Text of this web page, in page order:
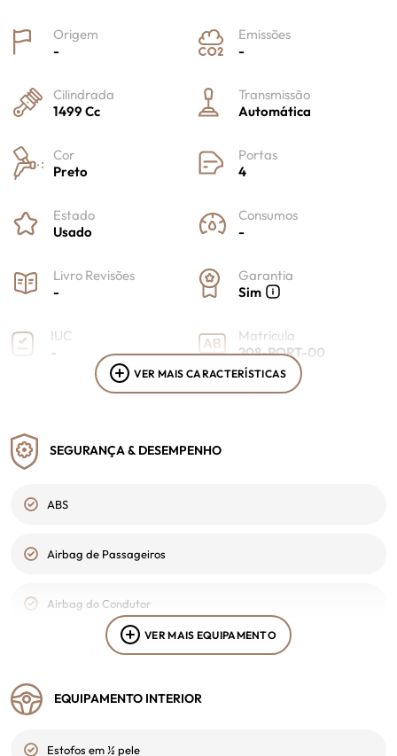
Origem
-
Emissões
-
Cilindrada
1499 Cc
Transmissão
Automática
Cor
Preto
Portas
4
Estado
Usado
Consumos
-
Livro Revisões
-
Garantia
Sim
IUC
-
Matrícula
208-PORT-00
Cor Interior
Portagem
VER MAIS CARACTERÍSTICAS
SEGURANÇA & DESEMPENHO
ABS
Airbag de Passageiros
Airbag do Condutor
Airbags Laterais
Ajuda ao parqueamento
Alarme
VER MAIS EQUIPAMENTO
EQUIPAMENTO INTERIOR
Estofos em ½ pele